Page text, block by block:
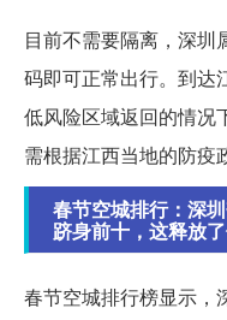
目前不需要隔离，深圳
码即可正常出行。到达
低风险区域返回的情况
需根据江西当地的防疫
春节空城排行：深
跻身前十，这释放
春节空城排行榜显示，